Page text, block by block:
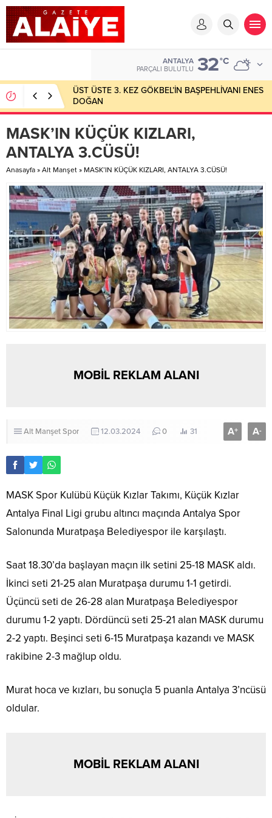
ANTALYA
PARÇALI BULUTLU 32°C
ÜST ÜSTE 3. KEZ GÖKBEL’İN BAŞPEHLİVANI ENES
DOĞAN
MASK’IN KÜÇÜK KIZLARI,
ANTALYA 3.CÜSÜ!
Anasayfa » Alt Manşet » MASK’IN KÜÇÜK KIZLARI, ANTALYA 3.CÜSÜ!
MOBİL REKLAM ALANI
Alt ManşetSpor 12.03.2024 0 31 A+ A-
MASK Spor Kulübü Küçük Kızlar Takımı, Küçük Kızlar
Antalya Final Ligi grubu altıncı maçında Antalya Spor
Salonunda Muratpaşa Belediyespor ile karşılaştı.
Saat 18.30’da başlayan maçın ilk setini 25-18 MASK aldı.
İkinci seti 21-25 alan Muratpaşa durumu 1-1 getirdi.
Üçüncü seti de 26-28 alan Muratpaşa Belediyespor
durumu 1-2 yaptı. Dördüncü seti 25-21 alan MASK durumu
2-2 yaptı. Beşinci seti 6-15 Muratpaşa kazandı ve MASK
rakibine 2-3 mağlup oldu.
Murat hoca ve kızları, bu sonuçla 5 puanla Antalya 3’ncüsü
oldular.
MOBİL REKLAM ALANI